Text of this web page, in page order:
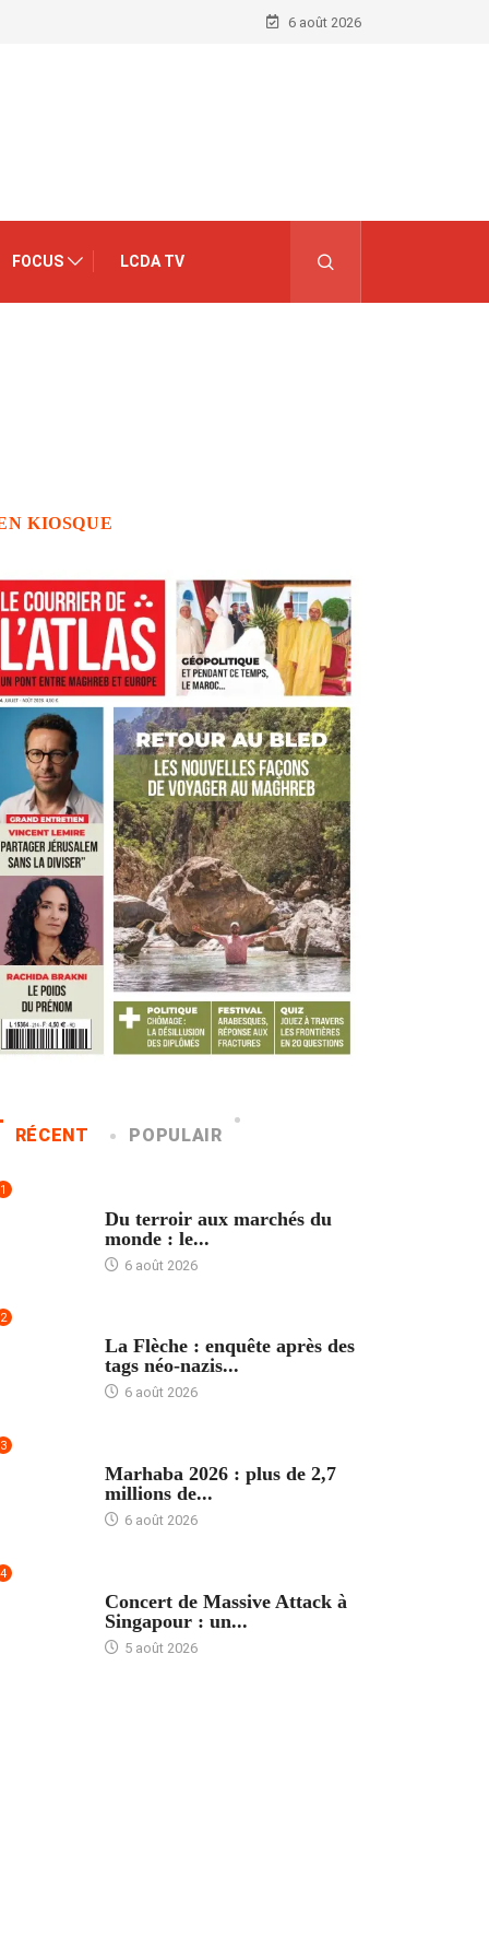
6 août 2026
FOCUS LCDA TV
KIOSQUE
RÉCENT POPULAIR
1
Du terroir aux marchés du
monde : le...
6 août 2026
2
La Flèche : enquête après des
tags néo-nazis...
6 août 2026
3
Marhaba 2026 : plus de 2,7
millions de...
6 août 2026
4
Concert de Massive Attack à
Singapour : un...
5 août 2026